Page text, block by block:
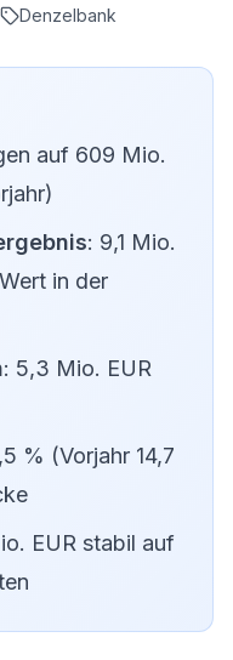
Denzelbank
auf 609 Mio.
: 9,1 Mio.
in der
: 5,3 Mio. EUR
% (Vorjahr 14,7
EUR stabil auf